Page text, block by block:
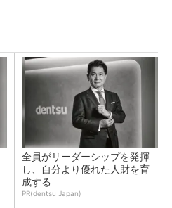
全員がリーダーシップを発揮
し、自分より優れた人財を育
成する
PR(dentsu Japan)